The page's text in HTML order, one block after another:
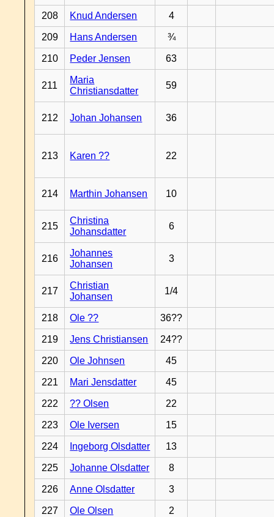
208 Knud Andersen 4
209 Hans Andersen ¾
210 Peder Jensen 63
211
Maria
Christiansdatter
59
212 Johan Johansen 36
213 Karen ?? 22
214 Marthin Johansen 10
215
Christina
Johansdatter
6
216
Johannes
Johansen
3
217
Christian
Johansen
1/4
218 Ole ?? 36??
219 Jens Christiansen 24??
220 Ole Johnsen 45
221 Mari Jensdatter 45
222 ?? Olsen 22
223 Ole Iversen 15
224 Ingeborg Olsdatter 13
225 Johanne Olsdatter 8
226 Anne Olsdatter 3
227 Ole Olsen 2